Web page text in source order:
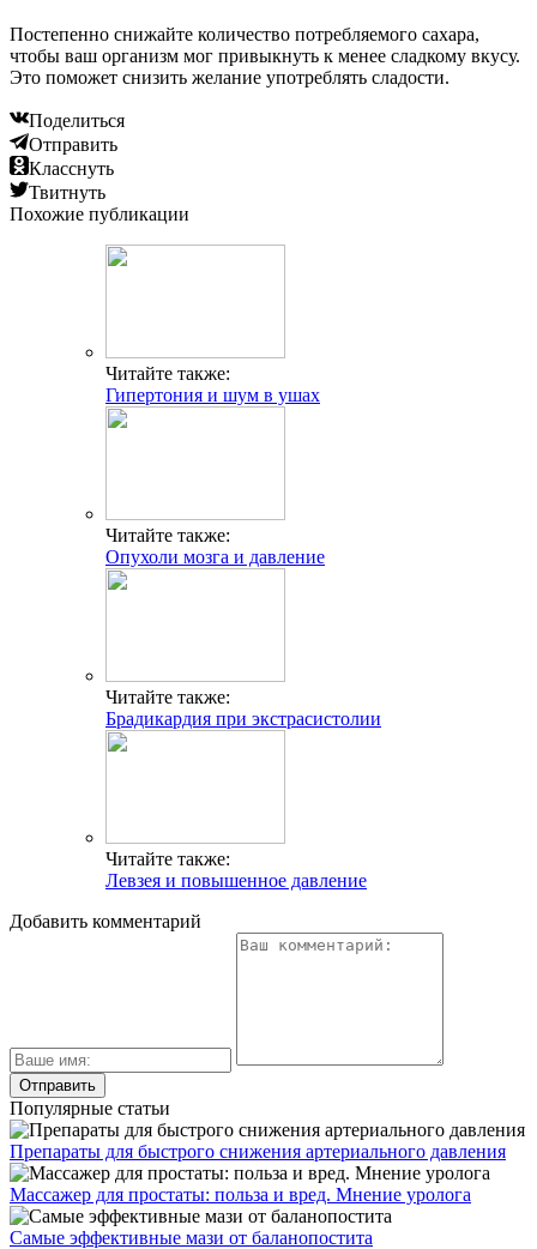
Постепенно снижайте количество потребляемого сахара,
чтобы ваш организм мог привыкнуть к менее сладкому вкусу.
Это поможет снизить желание употреблять сладости.
Поделиться
Отправить
Класснуть
Твитнуть
Похожие публикации
Читайте также:
Гипертония и шум в ушах
Читайте также:
Опухоли мозга и давление
Читайте также:
Брадикардия при экстрасистолии
Читайте также:
Левзея и повышенное давление
Добавить комментарий
Популярные статьи
Препараты для быстрого снижения артериального давления
Массажер для простаты: польза и вред. Мнение уролога
Самые эффективные мази от баланопостита